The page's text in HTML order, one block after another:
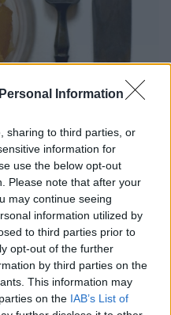
Information
sharing to third parties, or
information for
use the below opt-out
Please note that after your
may continue seeing
information utilized by
to third parties prior to
opt-out of the further
by third parties on the
This information may
on the IAB’s List of
200 Celsius-fokon
és főzőlaponm
megpirítjuk a
magjaitól és héjától
a tésztához